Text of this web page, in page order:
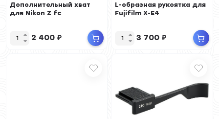
Дополнительный хват
для Nikon Z fc
2 400 ₽
L-образная рукоятка для
Fujifilm X-E4
3 700 ₽